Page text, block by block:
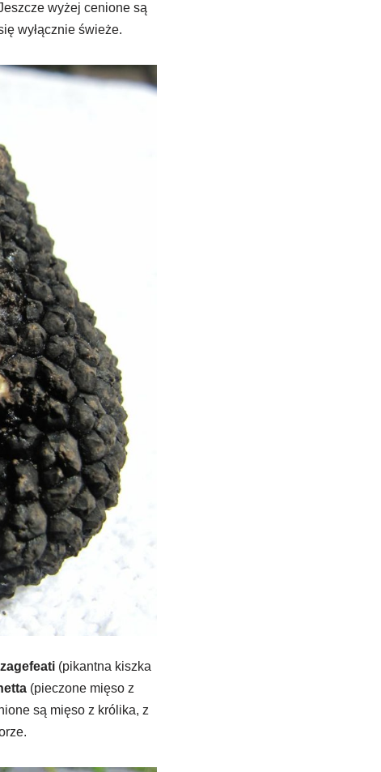
wyżej cenione są
wyłącznie świeże.
(pikantna kiszka
(pieczone mięso z
są mięso z królika, z